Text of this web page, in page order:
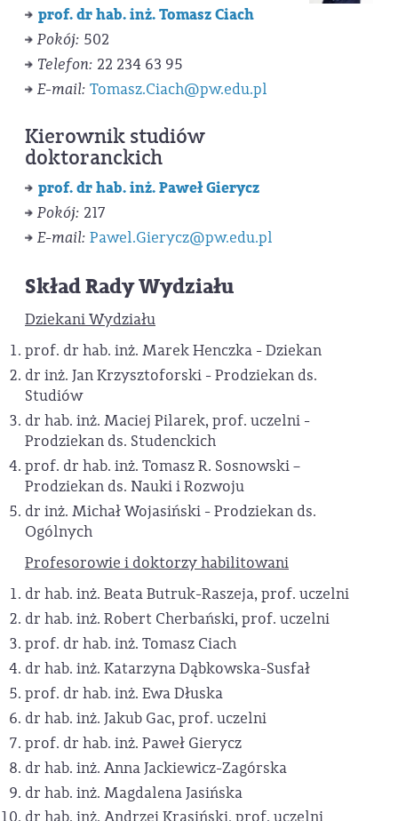
prof. dr hab. inż. Tomasz Ciach
Pokój: 502
Telefon: 22 234 63 95
E-mail: Tomasz.Ciach@pw.edu.pl
Kierownik studiów
doktoranckich
prof. dr hab. inż. Paweł Gierycz
Pokój: 217
E-mail: Pawel.Gierycz@pw.edu.pl
Skład Rady Wydziału
Dziekani Wydziału
prof. dr hab. inż. Marek Henczka - Dziekan
dr inż. Jan Krzysztoforski - Prodziekan ds.
Studiów
dr hab. inż. Maciej Pilarek, prof. uczelni -
Prodziekan ds. Studenckich
prof. dr hab. inż. Tomasz R. Sosnowski –
Prodziekan ds. Nauki i Rozwoju
dr inż. Michał Wojasiński - Prodziekan ds.
Ogólnych
Profesorowie i doktorzy habilitowani
dr hab. inż. Beata Butruk-Raszeja, prof. uczelni
dr hab. inż. Robert Cherbański, prof. uczelni
prof. dr hab. inż. Tomasz Ciach
dr hab. inż. Katarzyna Dąbkowska-Susfał
prof. dr hab. inż. Ewa Dłuska
dr hab. inż. Jakub Gac, prof. uczelni
prof. dr hab. inż. Paweł Gierycz
dr hab. inż. Anna Jackiewicz-Zagórska
dr hab. inż. Magdalena Jasińska